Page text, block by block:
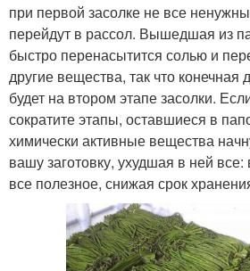
при первой засолке не все
перейдут в рассол. Вышедшая из
быстро перенасытится солью и
другие вещества, так что конечная
будет на втором этапе засолки.
сократите этапы, оставшиеся в
химически активные вещества
вашу заготовку, ухудшая в ней все:
все полезное, снижая срок